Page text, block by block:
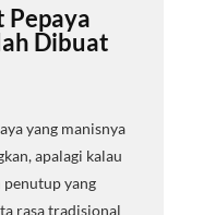
Pepaya
Dibuat
yang manisnya
apalagi kalau
yang
rasa tradisional